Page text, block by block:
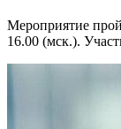
Мероприятие
16.00 (мск.).